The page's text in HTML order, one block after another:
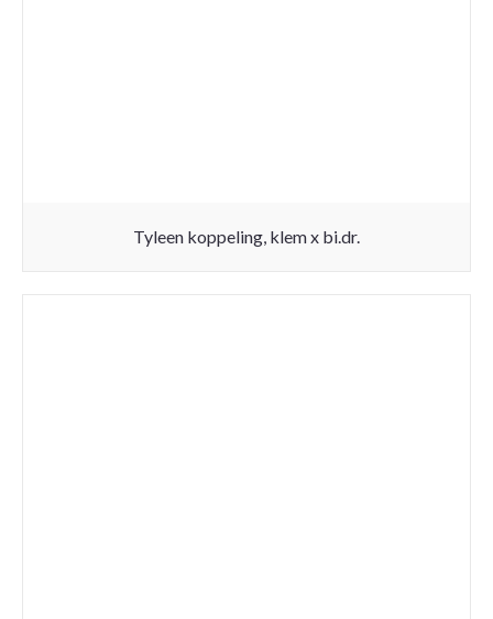
Tyleen koppeling, klem x bi.dr.